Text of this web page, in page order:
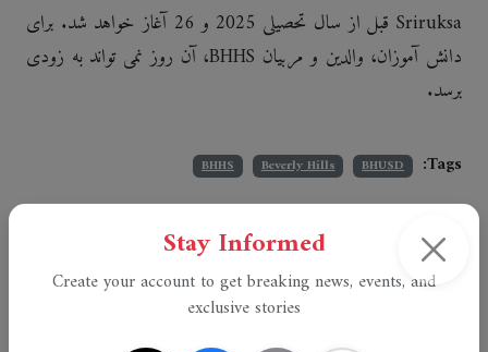
Sriruksa قبل از سال تحصیلی 2025 و 26 آغاز خواهد شد. برای
دانش آموزان، والدین و مربیان BHHS، آن روز نمی تواند به زودی
برسد.
Tags:
BHUSD
Beverly Hills
BHHS
Stay Informed
Create your account to get breaking news, events, and
exclusive stories